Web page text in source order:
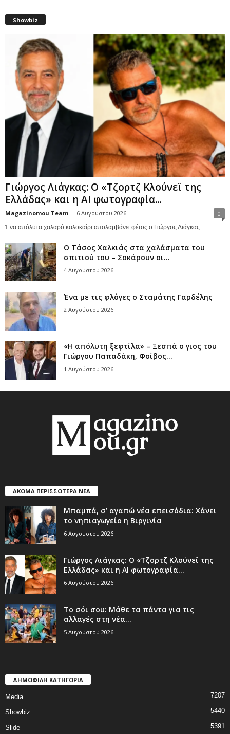
Showbiz
Γιώργος Λιάγκας: Ο «Τζορτζ Κλούνεϊ της
Ελλάδας» και η AI φωτογραφία...
Magazinomou Team - 6 Αυγούστου 2026 0
Ένα απόλυτα χαλαρό καλοκαίρι απολαμβάνει φέτος ο Γιώργος Λιάγκας.
Ο Τάσος Χαλκιάς στα χαλάσματα του
σπιτιού του – Σοκάρουν οι...
4 Αυγούστου 2026
Ένα με τις φλόγες ο Σταμάτης Γαρδέλης
2 Αυγούστου 2026
«Η απόλυτη ξεφτίλα» – Ξεσπά ο γιος του
Γιώργου Παπαδάκη, Φοίβος...
1 Αυγούστου 2026
ΑΚΟΜΑ ΠΕΡΙΣΣΟΤΕΡΑ ΝΕΑ
Μπαμπά, σ’ αγαπώ νέα επεισόδια: Χάνει
το νηπιαγωγείο η Βιργινία
6 Αυγούστου 2026
Γιώργος Λιάγκας: Ο «Τζορτζ Κλούνεϊ της
Ελλάδας» και η AI φωτογραφία...
6 Αυγούστου 2026
Το σόι σου: Μάθε τα πάντα για τις
αλλαγές στη νέα...
5 Αυγούστου 2026
ΔΗΜΟΦΙΛΗ ΚΑΤΗΓΟΡΙΑ
Media 7207
Showbiz 5440
Slide 5391